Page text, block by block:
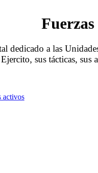
dedicado a las
Ejercito, sus tácticas, sus
activos